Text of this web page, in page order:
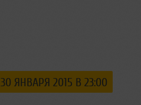
30 ЯНВАРЯ 2015 В 23:00